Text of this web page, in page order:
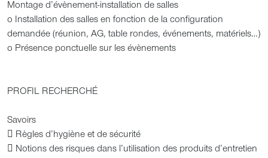
Montage d’évènement-installation de salles
o Installation des salles en fonction de la configuration
demandée (réunion, AG, table rondes, événements, matériels…)
o Présence ponctuelle sur les évènements
PROFIL RECHERCHÉ
Savoirs
 Règles d’hygiène et de sécurité
 Notions des risques dans l’utilisation des produits d’entretien